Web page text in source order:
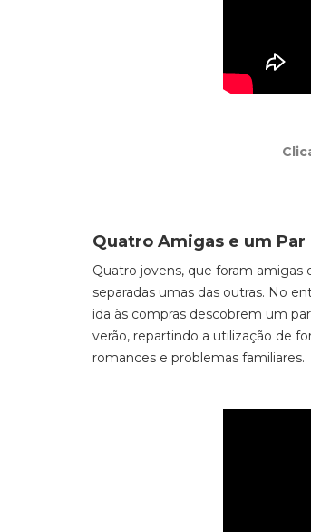
Quatro Amigas e um Par
Quatro jovens, que foram amigas
separadas umas das outras. No
ida às compras descobrem um
verão, repartindo a utilização de
romances e problemas familiares.